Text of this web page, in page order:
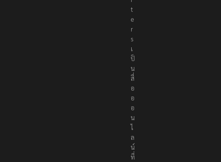
t
e
r
s
เ
ป็
น
สื่
อ
อ
อ
น
ไ
ล
น์
ที่